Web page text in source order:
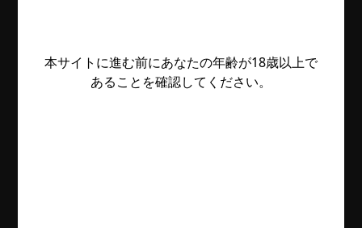
本サイトに進む前にあなたの年齢が18歳以上で
あることを確認してください。